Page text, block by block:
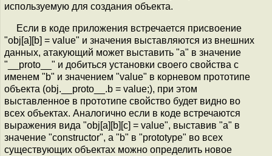
используемую для создания объекта.
Если в коде приложения встречается присвоение
"obj[a][b] = value" и значения выставляются из внешних
данных, атакующий может выставить "a" в значение
"__proto__" и добиться установки своего свойства с
именем "b" и значением "value" в корневом прототипе
объекта (obj.__proto__.b = value;), при этом
выставленное в прототипе свойство будет видно во
всех объектах. Аналогично если в коде встречаются
выражения вида "obj[a][b][c] = value", выставив "a" в
значение "constructor", а "b" в "prototype" во всех
существующих объектах можно определить новое